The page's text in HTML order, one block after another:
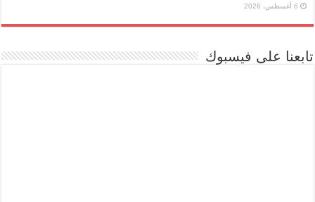
6 أغسطس، 2026
تابعنا على فيسبوك